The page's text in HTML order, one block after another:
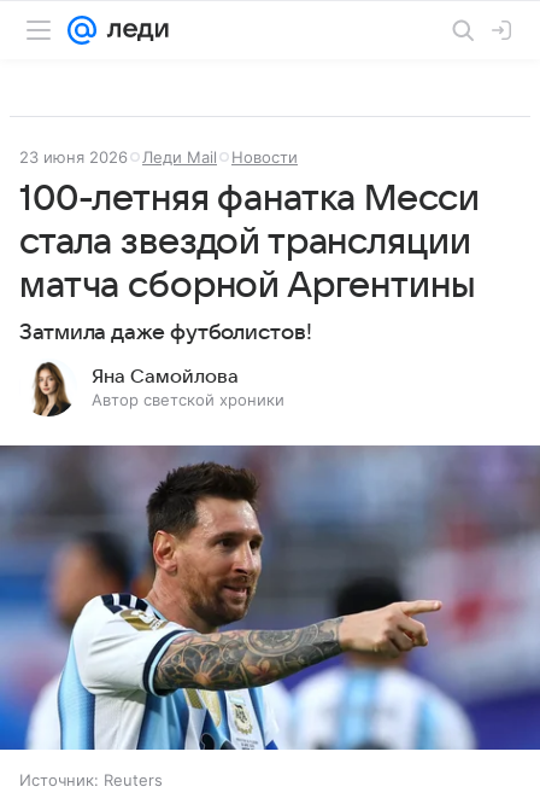
23 июня 2026 Леди Mail Новости
100-летняя фанатка Месси
стала звездой трансляции
матча сборной Аргентины
Затмила даже футболистов!
Яна Самойлова
Автор светской хроники
Источник: Reuters